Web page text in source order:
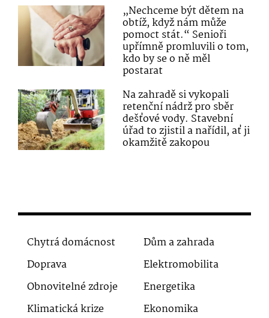
„Nechceme být dětem na
obtíž, když nám může
pomoct stát.“ Senioři
upřímně promluvili o tom,
kdo by se o ně měl
postarat
Na zahradě si vykopali
retenční nádrž pro sběr
dešťové vody. Stavební
úřad to zjistil a nařídil, ať ji
okamžitě zakopou
Chytrá domácnost
Dům a zahrada
Doprava
Elektromobilita
Obnovitelné zdroje
Energetika
Klimatická krize
Ekonomika